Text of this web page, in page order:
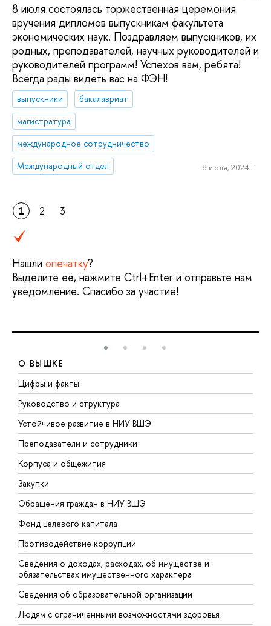
8 июля состоялась торжественная церемония
вручения дипломов выпускникам факультета
экономических наук. Поздравляем выпускников, их
родных, преподавателей, научных руководителей и
руководителей программ! Успехов вам, ребята!
Всегда рады видеть вас на ФЭН!
выпускники
бакалавриат
магистратура
международное сотрудничество
Международный отдел
8 июля, 2024 г.
1 2 3
Нашли опечатку?
Выделите её, нажмите Ctrl+Enter и отправьте нам
уведомление. Спасибо за участие!
О ВЫШКЕ
Цифры и факты
Руководство и структура
Устойчивое развитие в НИУ ВШЭ
Преподаватели и сотрудники
Корпуса и общежития
Закупки
Обращения граждан в НИУ ВШЭ
Фонд целевого капитала
Противодействие коррупции
Сведения о доходах, расходах, об имуществе и
обязательствах имущественного характера
Сведения об образовательной организации
Людям с ограниченными возможностями здоровья